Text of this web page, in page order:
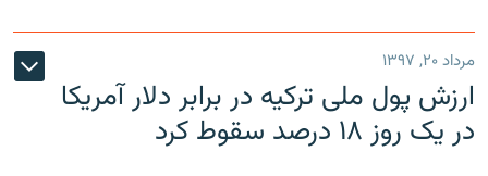
مرداد ۲۰, ۱۳۹۷
ارزش پول ملی ترکیه در برابر دلار آمریکا
در یک روز ۱۸ درصد سقوط کرد